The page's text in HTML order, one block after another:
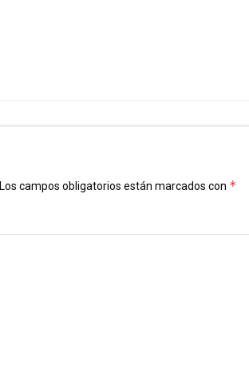
Los campos obligatorios están marcados con *